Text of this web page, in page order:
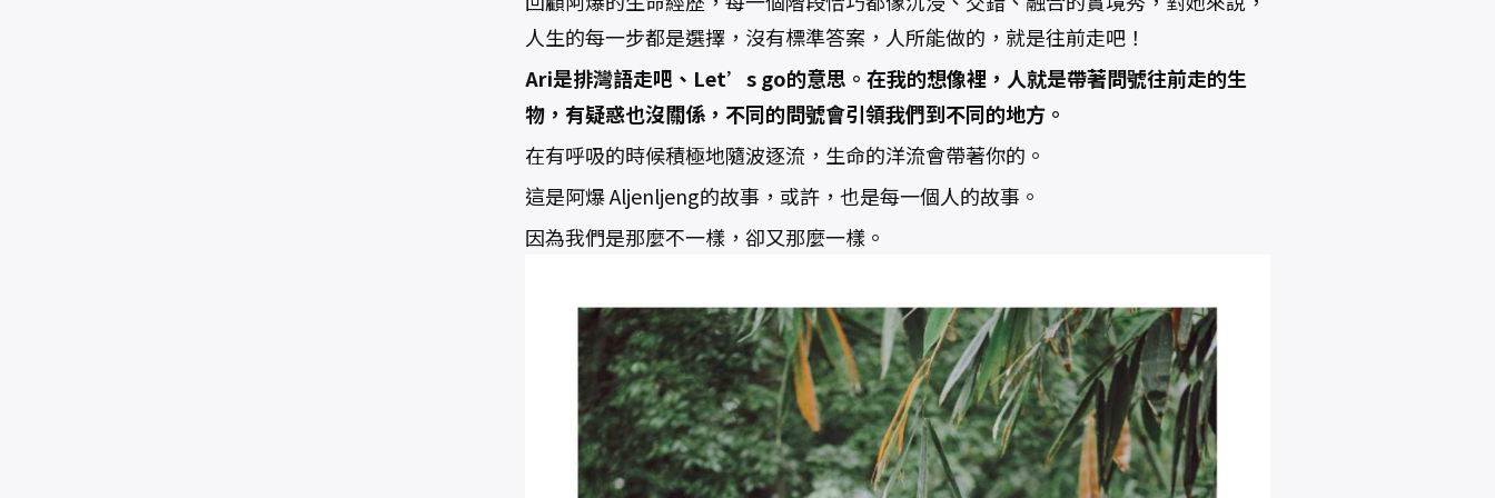
人生的每一步都是選擇，沒有標準答案，人所能做的，就是往前走吧！
Ari是排灣語走吧、Let’s go的意思。在我的想像裡，人就是帶著問號往前走的生
物，有疑惑也沒關係，不同的問號會引領我們到不同的地方。
在有呼吸的時候積極地隨波逐流，生命的洋流會帶著你的。
這是阿爆 Aljenljeng的故事，或許，也是每一個人的故事。
因為我們是那麼不一樣，卻又那麼一樣。